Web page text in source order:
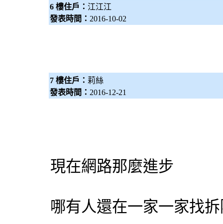
6 樓住戶： 江江江
發表時間： 2016-10-02
7 樓住戶： 莉絲
發表時間： 2016-12-21
現在網路那麼進步
哪有人還在一家一家找